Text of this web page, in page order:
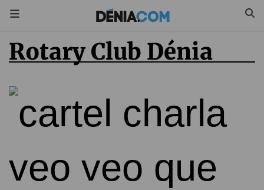
Rotary Club Dénia